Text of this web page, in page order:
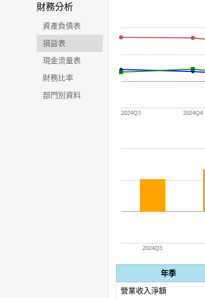
財務分析
資產負債表
損益表
現金流量表
財務比率
部門別資料
2024Q3 2024Q4
2024Q3
年季
營業收入淨額